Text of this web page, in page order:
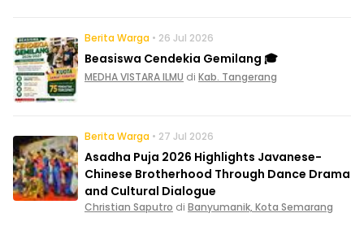
Berita Warga • 26 Jul 2026
Beasiswa Cendekia Gemilang 🎓
MEDHA VISTARA ILMU di Kab. Tangerang
Berita Warga • 27 Jul 2026
Asadha Puja 2026 Highlights Javanese-
Chinese Brotherhood Through Dance Drama
and Cultural Dialogue
Christian Saputro di Banyumanik, Kota Semarang